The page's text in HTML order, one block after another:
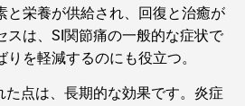
と栄養が供給され、回復と治癒が
スは、SI関節痛の一般的な症状で
を軽減するのにも役立つ。
た点は、長期的な効果です。炎症